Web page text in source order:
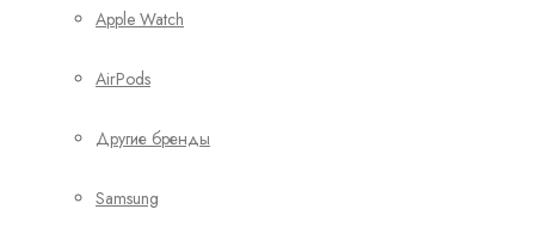
Apple Watch
AirPods
Другие бренды
Samsung